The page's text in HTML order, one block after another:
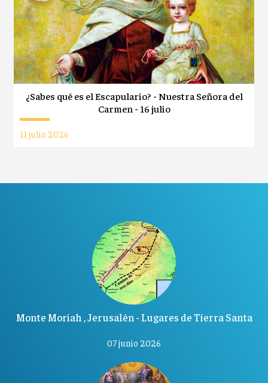
¿Sabes qué es el Escapulario? - Nuestra Señora del
Carmen - 16 julio
11 julio 2026
Monte Moriah , Jerusalén - Lugares de Tierra Santa
07 junio 2026